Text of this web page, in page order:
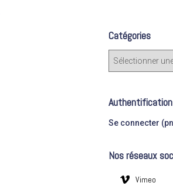
r
c
Catégories
C
g
o
e
Authentification
Se connecter
Nos réseaux
Vimeo